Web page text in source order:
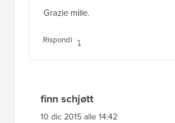
Grazie mille.
Rispondi
finn schjøtt
10 dic 2015 alle 14:42